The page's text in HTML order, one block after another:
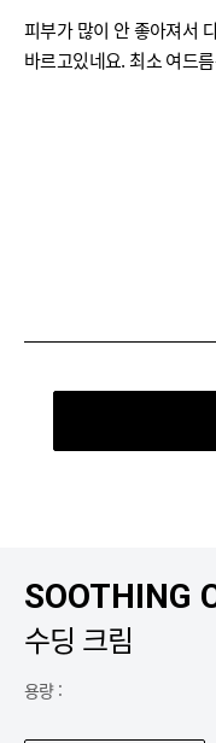
피부가 많이 안 좋아져서
바르고있네요. 최소 여드
SOOTHING
수딩 크림
용량 :